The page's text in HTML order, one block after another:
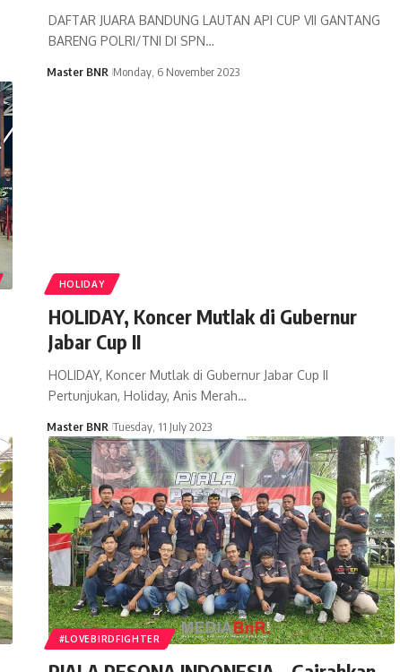
DAFTAR JUARA BANDUNG LAUTAN API CUP VII GANTANG
BARENG POLRI/TNI DI SPN…
Master BNR Monday, 6 November 2023
HOLIDAY
HOLIDAY, Koncer Mutlak di Gubernur
Jabar Cup II
HOLIDAY, Koncer Mutlak di Gubernur Jabar Cup II
Pertunjukan, Holiday, Anis Merah…
Master BNR Tuesday, 11 July 2023
#LOVEBIRDFIGHTER